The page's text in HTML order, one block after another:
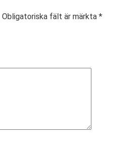
Obligatoriska fält är märkta *